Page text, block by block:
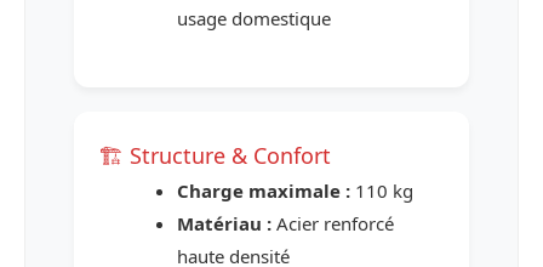
usage domestique
🏗️ Structure & Confort
Charge maximale : 110 kg
Matériau : Acier renforcé
haute densité